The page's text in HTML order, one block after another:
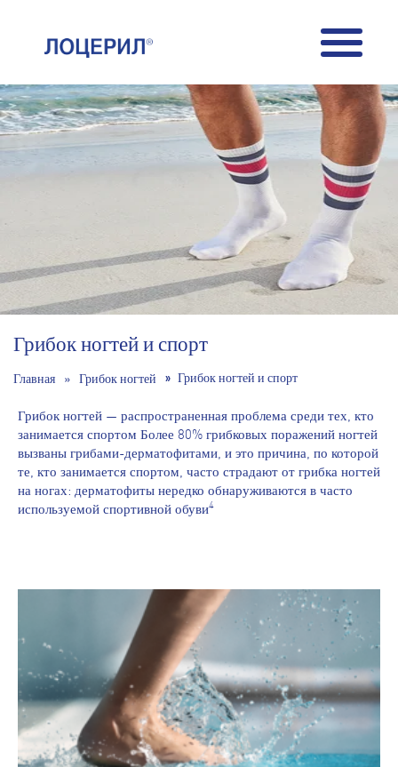
Грибок ногтей и спорт
Главная Грибок ногтей Грибок ногтей и спорт
Грибок ногтей — распространенная проблема среди тех, кто
занимается спортом Более 80% грибковых поражений ногтей
вызваны грибами-дерматофитами, и это причина, по которой
те, кто занимается спортом, часто страдают от грибка ногтей
на ногах: дерматофиты нередко обнаруживаются в часто
используемой спортивной обуви4